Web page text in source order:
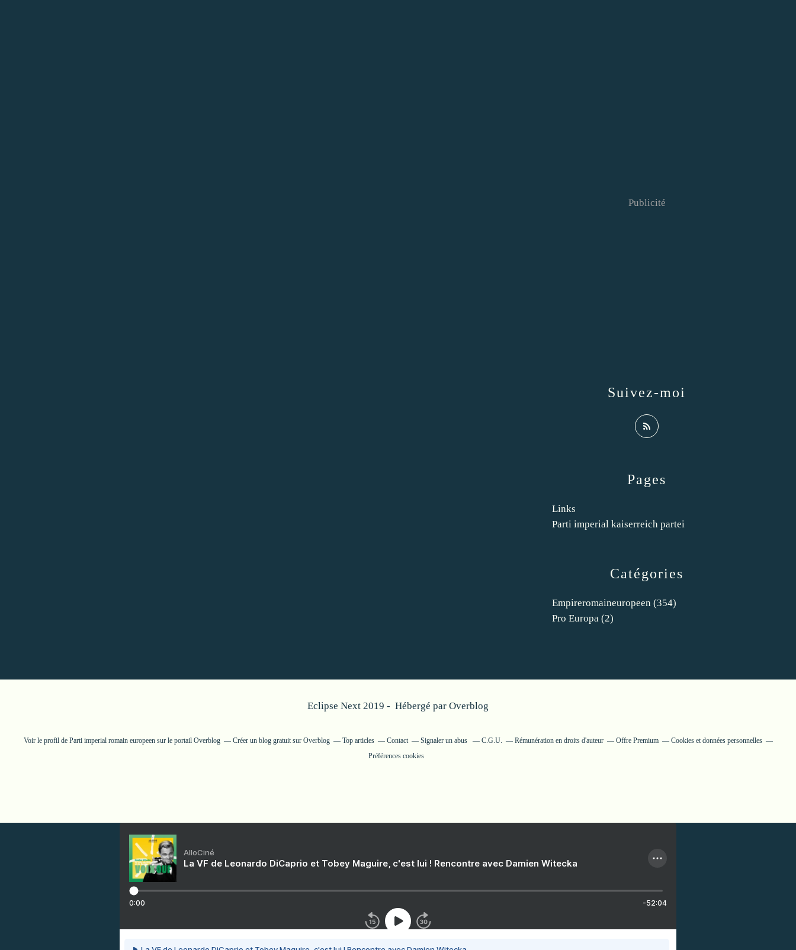
Catégories
Empireromaineuropeen (354)
Pro Europa (2)
Pages
Links
Parti imperial kaiserreich partei
Suivez-moi
Publicité
Eclipse Next 2019 - Hébergé par Overblog
Voir le profil de Parti imperial romain europeensur le portail Overblog Créer un blog gratuit sur Overblog Top articles Contact Signaler un abus C.G.U. Rémunération en droits d'auteur Offre Premium
Cookies et données personnelles
Préférences cookies
AlloCiné
La VF de Leonardo DiCaprio et Tobey Maguire, c'est lui ! Rencontre avec Damien Witecka
0:00 -52:04